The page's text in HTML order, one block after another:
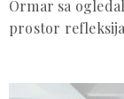
Ormar sa
prostor